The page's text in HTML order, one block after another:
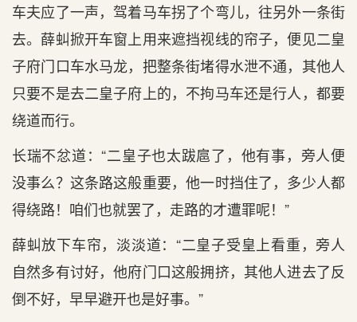
车夫应了一声，驾着马车拐了个弯儿，往另外一条街
去。薛虯掀开车窗上用来遮挡视线的帘子，便见二皇
子府门口车水马龙，把整条街堵得水泄不通，其他人
只要不是去二皇子府上的，不拘马车还是行人，都要
绕道而行。
长瑞不忿道：“二皇子也太跋扈了，他有事，旁人便
没事么？这条路这般重要，他一时挡住了，多少人都
得绕路！咱们也就罢了，走路的才遭罪呢！”
薛虯放下车帘，淡淡道：“二皇子受皇上看重，旁人
自然多有讨好，他府门口这般拥挤，其他人进去了反
倒不好，早早避开也是好事。”